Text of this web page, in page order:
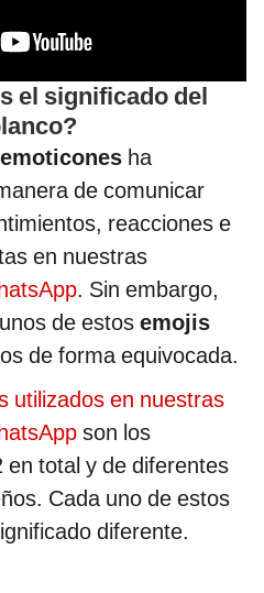
el significado del
emoticones ha
de comunicar
reacciones e
en nuestras
. Sin embargo,
de estos emojis
de forma equivocada.
utilizados en nuestras
son los
total y de diferentes
Cada uno de estos
diferente.